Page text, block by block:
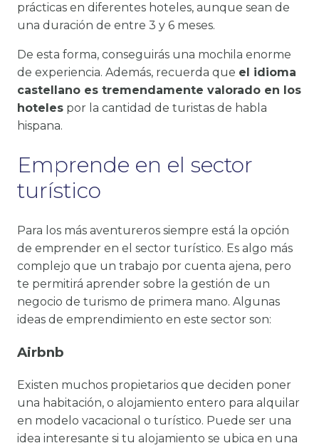
prácticas en diferentes hoteles, aunque sean de
una duración de entre 3 y 6 meses.
De esta forma, conseguirás una mochila enorme
de experiencia. Además, recuerda que el idioma
castellano es tremendamente valorado en los
hoteles por la cantidad de turistas de habla
hispana.
Emprende en el sector
turístico
Para los más aventureros siempre está la opción
de emprender en el sector turístico. Es algo más
complejo que un trabajo por cuenta ajena, pero
te permitirá aprender sobre la gestión de un
negocio de turismo de primera mano. Algunas
ideas de emprendimiento en este sector son:
Airbnb
Existen muchos propietarios que deciden poner
una habitación, o alojamiento entero para alquilar
en modelo vacacional o turístico. Puede ser una
idea interesante si tu alojamiento se ubica en una